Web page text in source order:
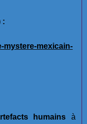
:
mystere-mexicain-
humains à